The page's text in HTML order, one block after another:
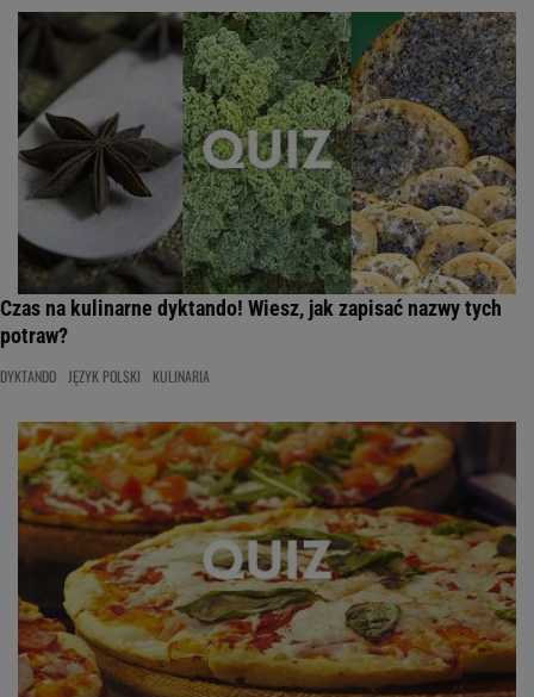
Czas na kulinarne dyktando! Wiesz, jak zapisać nazwy tych
potraw?
DYKTANDO JĘZYK POLSKI KULINARIA